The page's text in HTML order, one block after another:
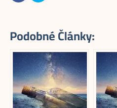
Podobné Články: